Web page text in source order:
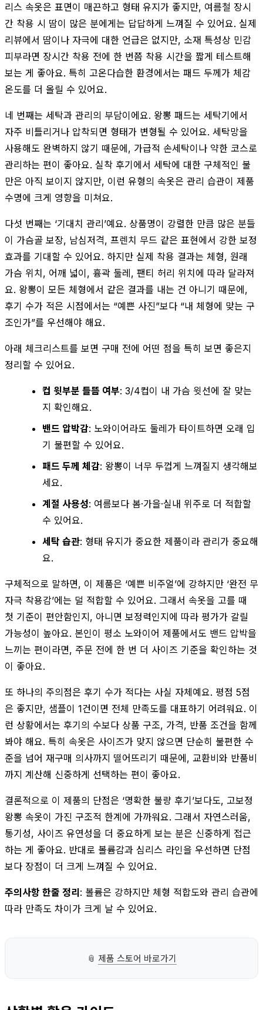
리스 속옷은 표면이 매끈하고 형태 유지가 좋지만, 여름철 장시
간 착용 시 땀이 많은 분에게는 답답하게 느껴질 수 있어요. 실제
리뷰에서 땀이나 자극에 대한 언급은 없지만, 소재 특성상 민감
피부라면 장시간 착용 전에 한 번쯤 착용 시간을 짧게 테스트해
보는 게 좋아요. 특히 고온다습한 환경에서는 패드 두께가 체감
온도를 더 올릴 수 있어요.
네 번째는 세탁과 관리의 부담이에요. 왕뽕 패드는 세탁기에서
자주 비틀리거나 압착되면 형태가 변형될 수 있어요. 세탁망을
사용해도 완벽하지 않기 때문에, 가급적 손세탁이나 약한 코스로
관리하는 편이 좋아요. 실착 후기에서 세탁에 대한 구체적인 불
만은 아직 보이지 않지만, 이런 유형의 속옷은 관리 습관이 제품
수명에 크게 영향을 미쳐요.
다섯 번째는 ‘기대치 관리’예요. 상품명이 강렬한 만큼 많은 분들
이 가슴골 보장, 남심저격, 프렌치 무드 같은 표현에서 강한 보정
효과를 기대할 수 있어요. 하지만 실제 착용 결과는 체형, 원래
가슴 위치, 어깨 넓이, 흉곽 둘레, 팬티 허리 위치에 따라 달라져
요. 왕뽕이 모든 체형에서 같은 결과를 내는 건 아니기 때문에,
후기 수가 적은 시점에서는 “예쁜 사진”보다 “내 체형에 맞는 구
조인가”를 우선해야 해요.
아래 체크리스트를 보면 구매 전에 어떤 점을 특히 보면 좋은지
정리할 수 있어요.
컵 윗부분 들뜸 여부: 3/4컵이 내 가슴 윗선에 잘 맞는
지 확인해요.
밴드 압박감: 노와이어라도 둘레가 타이트하면 오래 입
기 불편할 수 있어요.
패드 두께 체감: 왕뽕이 너무 두껍게 느껴질지 생각해보
세요.
계절 사용성: 여름보다 봄·가을·실내 위주로 더 적합할
수 있어요.
세탁 습관: 형태 유지가 중요한 제품이라 관리가 중요해
요.
구체적으로 말하면, 이 제품은 ‘예쁜 비주얼’에 강하지만 ‘완전 무
자극 착용감’에는 덜 적합할 수 있어요. 그래서 속옷을 고를 때
첫 기준이 편안함인지, 아니면 보정력인지에 따라 평가가 갈릴
가능성이 높아요. 본인이 평소 노와이어 제품에서도 밴드 압박을
느끼는 편이라면, 주문 전에 한 번 더 사이즈 기준을 확인하는 것
이 좋아요.
또 하나의 주의점은 후기 수가 적다는 사실 자체예요. 평점 5점
은 좋지만, 샘플이 1건이면 전체 만족도를 대표하기 어려워요. 이
런 상황에서는 후기의 수보다 상품 구조, 가격, 반품 조건을 함께
봐야 해요. 특히 속옷은 사이즈가 맞지 않으면 단순히 불편한 수
준을 넘어 재구매 의사까지 떨어뜨리기 때문에, 교환비와 반품비
까지 계산해 신중하게 선택하는 편이 좋아요.
결론적으로 이 제품의 단점은 ‘명확한 불량 후기’보다도, 고보정
왕뽕 속옷이 가진 구조적 한계에 가까워요. 그래서 자연스러움,
통기성, 사이즈 유연성을 더 중요하게 보는 분은 신중하게 접근
하는 게 좋아요. 반대로 볼륨감과 심리스 라인을 우선하면 단점
보다 장점이 더 크게 느껴질 수 있어요.
주의사항 한줄 정리: 볼륨은 강하지만 체형 적합도와 관리 습관에
따라 만족도 차이가 크게 날 수 있어요.
📎 제품 스토어 바로가기